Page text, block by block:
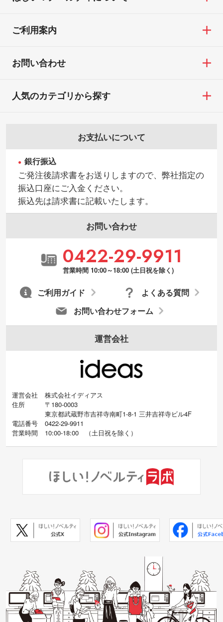
ご利用案内
お問い合わせ
お支払いについて
銀行振込
ご発注後請求書をお送りしますので、弊社指定の
振込口座にご入金ください。
振込先は請求書に記載いたします。
お問い合わせ
0422-29-9911
営業時間 10:00～18:00 (土日祝を除く)
お問い合わせフォーム
よくある質問
ご利用ガイド
運営会社
運営会社
株式会社イディアス
住所
〒180-0003
東京都武蔵野市吉祥寺南町1-8-1 三井吉祥寺ビル4F
電話番号
0422-29-9911
営業時間
10:00-18:00 （土日祝を除く）
人気のカテゴリから探す